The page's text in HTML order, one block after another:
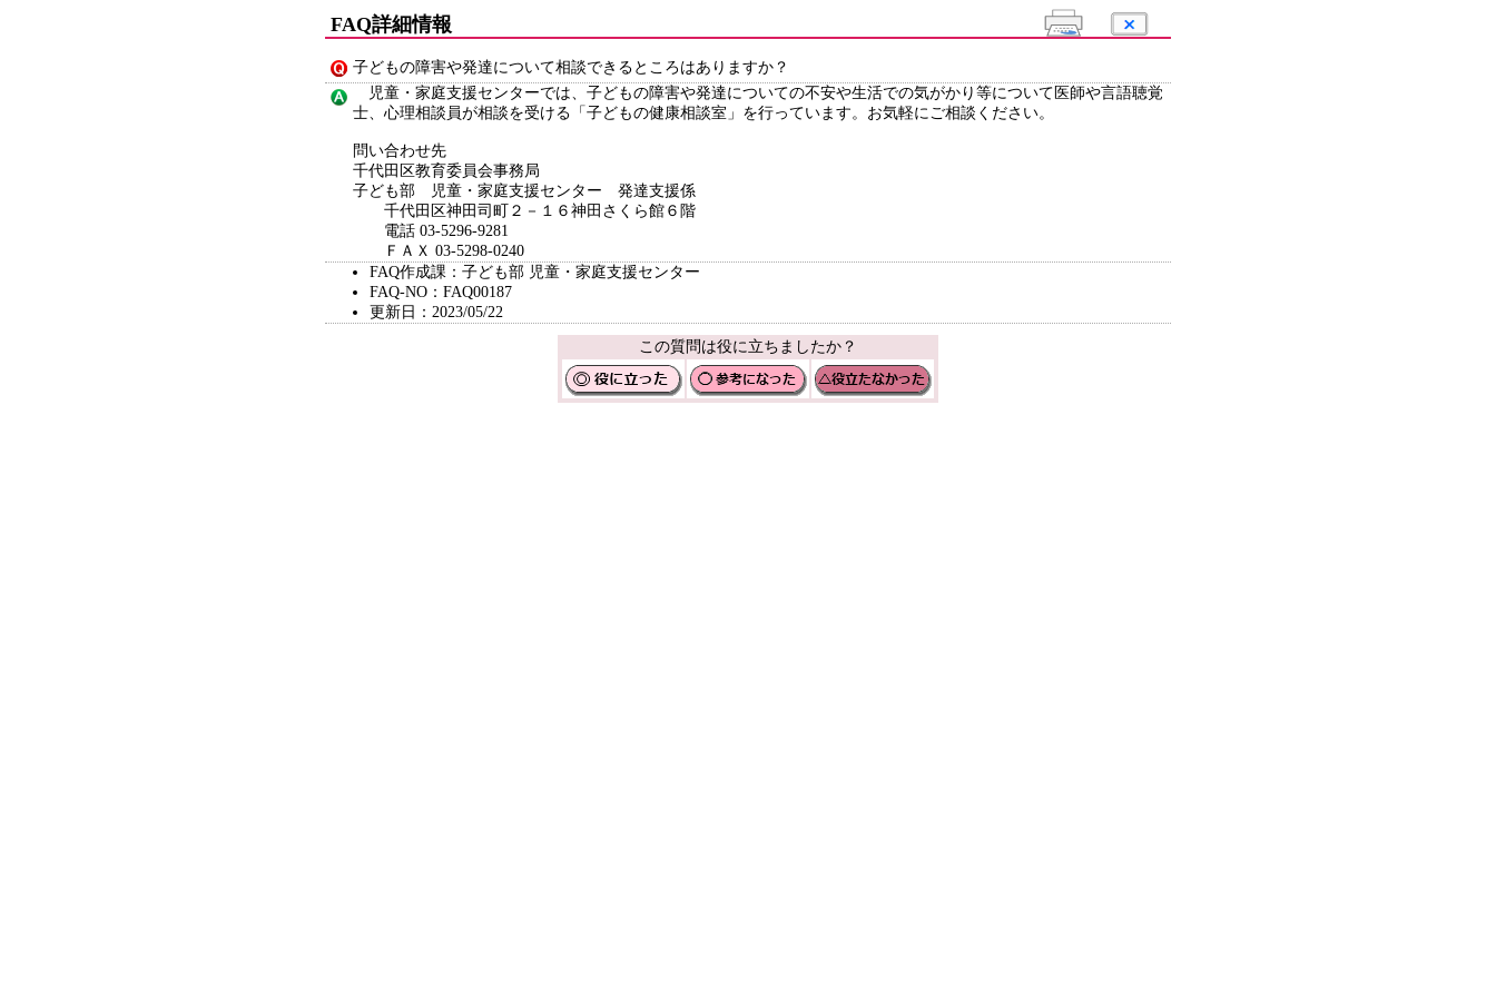
FAQ詳細情報
子どもの障害や発達について相談できるところはありますか？
児童・家庭支援センターでは、子どもの障害や発達についての不安や生活での気がかり等について医師や言語聴覚
士、心理相談員が相談を受ける「子どもの健康相談室」を行っています。お気軽にご相談ください。
問い合わせ先
千代田区教育委員会事務局
子ども部 児童・家庭支援センター 発達支援係
千代田区神田司町２－１６神田さくら館６階
電話 03-5296-9281
ＦＡＸ 03-5298-0240
FAQ作成課：子ども部 児童・家庭支援センター
FAQ-NO：FAQ00187
更新日：2023/05/22
この質問は役に立ちましたか？